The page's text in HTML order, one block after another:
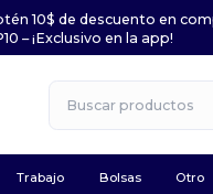
10$ de descuento en
– ¡Exclusivo en la app!
Trabajo Bolsas Otro